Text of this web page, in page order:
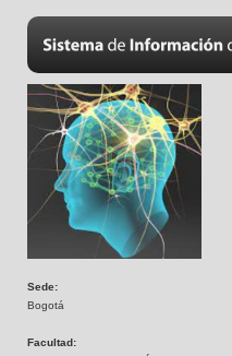
Sede:
Bogotá
Facultad: